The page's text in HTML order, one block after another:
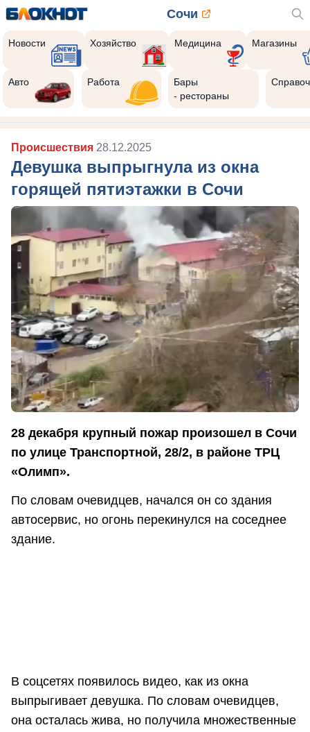
Сочи
Новости Хозяйство Медицина Магазины
Авто Работа
Бары
- рестораны
Происшествия 28.12.2025
Девушка выпрыгнула из окна
горящей пятиэтажки в Сочи
28 декабря крупный пожар произошел в Сочи
по улице Транспортной, 28/2, в районе ТРЦ
«Олимп».
По словам очевидцев, начался он со здания
автосервис, но огонь перекинулся на соседнее
здание.
В соцсетях появилось видео, как из окна
выпрыгивает девушка. По словам очевидцев,
она осталась жива, но получила множественные